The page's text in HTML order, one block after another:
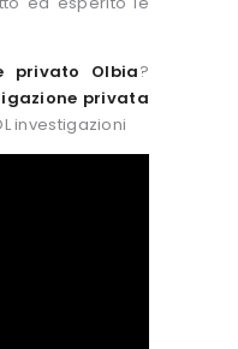
privato Olbia?
privata
investigazioni